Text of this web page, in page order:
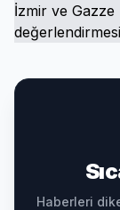
Haberleri